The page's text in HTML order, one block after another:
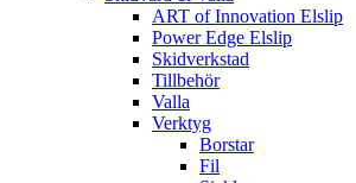
ART of Innovation Elslip
Power Edge Elslip
Skidverkstad
Tillbehör
Valla
Verktyg
Borstar
Fil